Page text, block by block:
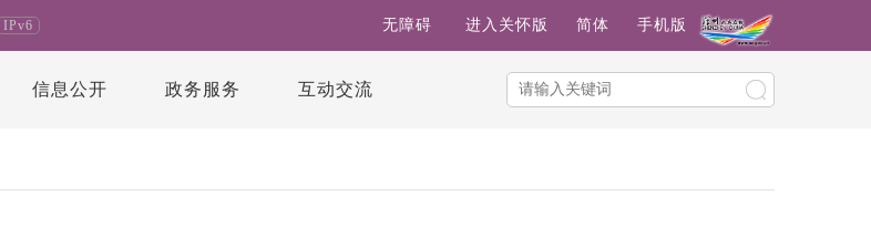
IPv6 无障碍 进入关怀版 简体 手机版
信息公开 政务服务 互动交流